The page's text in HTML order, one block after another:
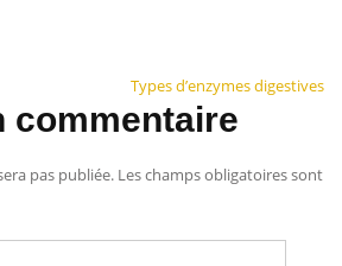
Types d’enzymes digestives
commentaire
pas publiée. Les champs obligatoires sont